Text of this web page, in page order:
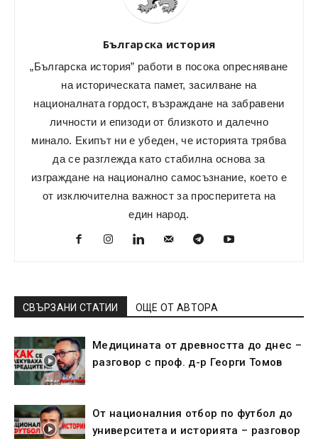
Българска история
„Българска история” работи в посока опресняване
на историческата памет, засилване на
националната гордост, възраждане на забравени
личности и епизоди от близкото и далечно
минало. Екипът ни е убеден, че историята трябва
да се разглежда като стабилна основа за
изграждане на национално самосъзнание, което е
от изключителна важност за просперитета на
един народ.
СВЪРЗАНИ СТАТИИ ОЩЕ ОТ АВТОРА
Медицината от древността до днес –
разговор с проф. д-р Георги Томов
От националния отбор по футбол до
университета и историята – разговор